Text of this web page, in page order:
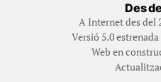
Des
A Internet des del
Versió 5.0
Web en